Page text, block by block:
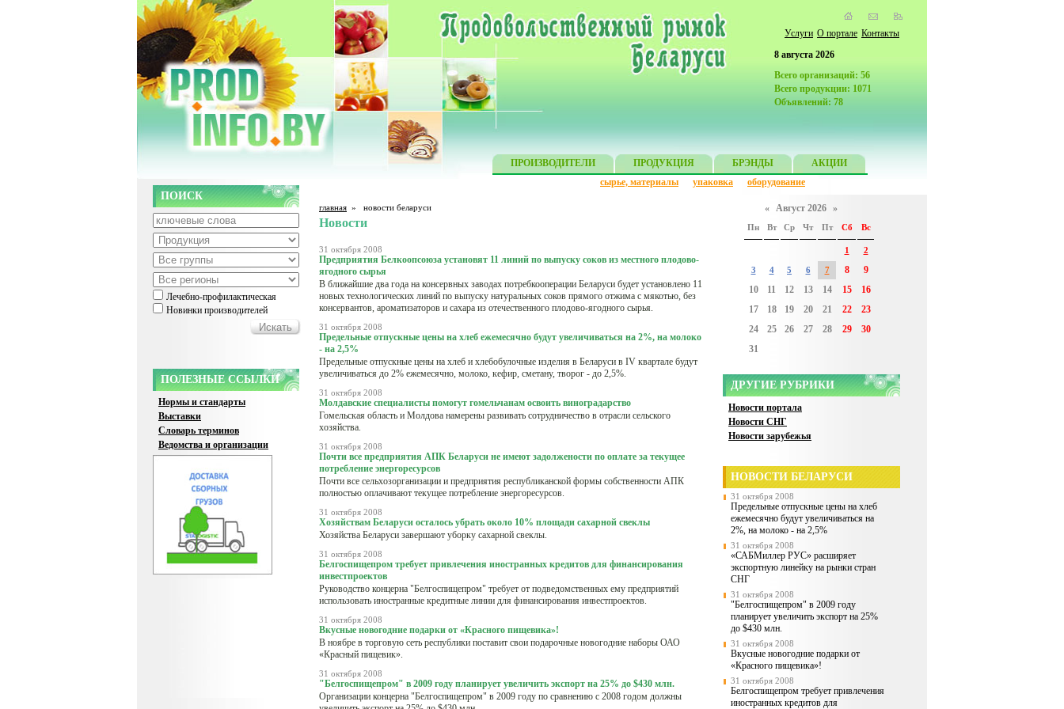
8 августа 2026
Всего организаций: 56
Всего продукции: 1071
Объявлений: 78
ПРОИЗВОДИТЕЛИ ПРОДУКЦИЯ БРЭНДЫ
АКЦИИ
сырье, материалы
упаковка оборудование
Услуги О портале Контакты
ПОИСК
Лечебно-профилактическая
Новинки производителей
ПОЛЕЗНЫЕ ССЫЛКИ
Нормы и стандарты
Выставки
Словарь терминов
Ведомства и организации
главная » новости беларуси
Новости
31 октября 2008
Предприятия Белкоопсоюза установят 11 линий по выпуску соков из местного плодово-
ягодного сырья
В ближайшие два года на консервных заводах потребкооперации Беларуси будет установлено 11
новых технологических линий по выпуску натуральных соков прямого отжима с мякотью, без
консервантов, ароматизаторов и сахара из отечественного плодово-ягодного сырья.
31 октября 2008
Предельные отпускные цены на хлеб ежемесячно будут увеличиваться на 2%, на молоко
- на 2,5%
Предельные отпускные цены на хлеб и хлебобулочные изделия в Беларуси в IV квартале будут
увеличиваться до 2% ежемесячно, молоко, кефир, сметану, творог - до 2,5%.
31 октября 2008
Молдавские специалисты помогут гомельчанам освоить виноградарство
Гомельская область и Молдова намерены развивать сотрудничество в отрасли сельского
хозяйства.
31 октября 2008
Почти все предприятия АПК Беларуси не имеют задолжености по оплате за текущее
потребление энергоресурсов
Почти все сельхозорганизации и предприятия республиканской формы собственности АПК
полностью оплачивают текущее потребление энергоресурсов.
31 октября 2008
Хозяйствам Беларуси осталось убрать около 10% площади сахарной свеклы
Хозяйства Беларуси завершают уборку сахарной свеклы.
31 октября 2008
Белгоспищепром требует привлечения иностранных кредитов для финансирования
инвестпроектов
Руководство концерна "Белгоспищепром" требует от подведомственных ему предприятий
использовать иностранные кредитные линии для финансирования инвестпроектов.
31 октября 2008
Вкусные новогодние подарки от «Красного пищевика»!
В ноябре в торговую сеть республики поставит свои подарочные новогодние наборы ОАО
«Красный пищевик».
31 октября 2008
"Белгоспищепром" в 2009 году планирует увеличить экспорт на 25% до $430 млн.
Организации концерна "Белгоспищепром" в 2009 году по сравнению с 2008 годом должны
« Август 2026 »
Пн Вт Ср Чт Пт Сб Вс
1 2
3 4 5 6 7 8
9
10
11 12 13 14 15
16
17
18 19 20 21 22
23
24
25 26 27 28 29
30
31
ДРУГИЕ РУБРИКИ
Новости портала
Новости СНГ
Новости зарубежья
НОВОСТИ БЕЛАРУСИ
31 октября 2008
Предельные отпускные цены на хлеб
ежемесячно будут увеличиваться на
2%, на молоко - на 2,5%
31 октября 2008
«САБМиллер РУС» расширяет
экспортную линейку на рынки стран
СНГ
31 октября 2008
"Белгоспищепром" в 2009 году
планирует увеличить экспорт на 25%
до $430 млн.
31 октября 2008
Вкусные новогодние подарки от
«Красного пищевика»!
31 октября 2008
Белгоспищепром требует привлечения
иностранных кредитов для